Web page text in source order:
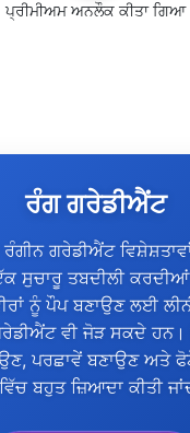
ਪ੍ਰੀਮੀਅਮ ਅਨਲੌਕ ਕੀਤਾ ਗਿਆ
ਰੰਗ ਗਰੇਡੀਐਂਟ
ਗਰੇਡੀਐਂਟ
ਸੁਚਾਰੂ ਤਬਦੀਲੀ
ਨੂੰ ਪੌਪ ਬਣਾਉਣ ਲਈ
ਵੀ ਜੋੜ ਸਕਦੇ
ਪਰਛਾਵੇਂ ਬਣਾਉਣ ਅਤੇ
ਬਹੁਤ ਜ਼ਿਆਦਾ ਕੀਤੀ